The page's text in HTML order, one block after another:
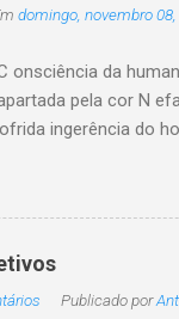
domingo, novembro
onsciência da
pela cor N
ofrida ingerência do
o preito N
I rmanados
Publicado por